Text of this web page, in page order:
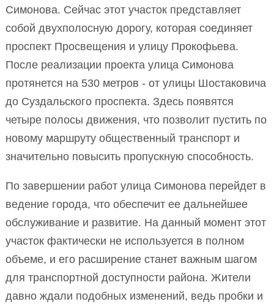
Симонова. Сейчас этот участок представляет
собой двухполосную дорогу, которая соединяет
проспект Просвещения и улицу Прокофьева.
После реализации проекта улица Симонова
протянется на 530 метров - от улицы Шостаковича
до Суздальского проспекта. Здесь появятся
четыре полосы движения, что позволит пустить по
новому маршруту общественный транспорт и
значительно повысить пропускную способность.
По завершении работ улица Симонова перейдет в
ведение города, что обеспечит ее дальнейшее
обслуживание и развитие. На данный момент этот
участок фактически не используется в полном
объеме, и его расширение станет важным шагом
для транспортной доступности района. Жители
давно ждали подобных изменений, ведь пробки и